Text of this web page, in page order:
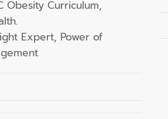
Obesity Curriculum,
Expert, Power of